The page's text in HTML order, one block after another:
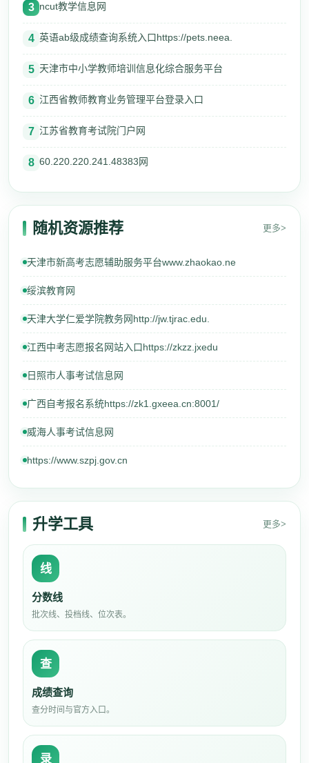
3 ncut教学信息网
4 英语ab级成绩查询系统入口https://pets.neea.
5 天津市中小学教师培训信息化综合服务平台
6 江西省教师教育业务管理平台登录入口
7 江苏省教育考试院门户网
8 60.220.220.241.48383网
随机资源推荐 更多>
天津市新高考志愿辅助服务平台www.zhaokao.ne
绥滨教育网
天津大学仁爱学院教务网http://jw.tjrac.edu.
江西中考志愿报名网站入口https://zkzz.jxedu
日照市人事考试信息网
广西自考报名系统https://zk1.gxeea.cn:8001/
威海人事考试信息网
https://www.szpj.gov.cn
升学工具 更多>
线
分数线
批次线、投档线、位次表。
查
成绩查询
查分时间与官方入口。
录